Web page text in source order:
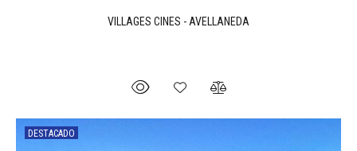
VILLAGES CINES - AVELLANEDA
DESTACADO